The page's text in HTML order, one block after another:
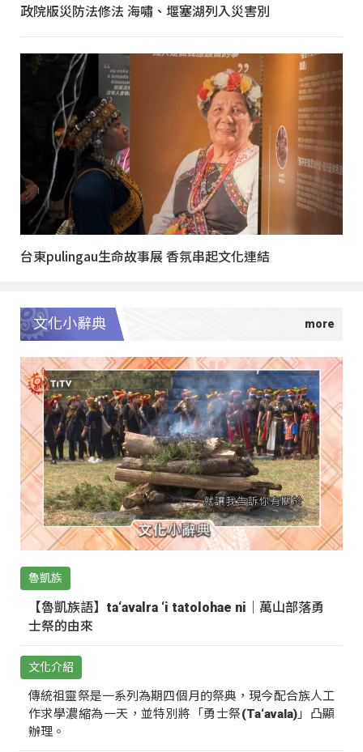
政院版災防法修法 海嘯、堰塞湖列入災害別
台東pulingau生命故事展 香氛串起文化連結
文化小辭典
魯凱族
【魯凱族語】ta‘avalra ‘i tatolohae ni｜萬山部落勇
士祭的由來
文化介紹
傳統祖靈祭是一系列為期四個月的祭典，現今配合族人工
作求學濃縮為一天，並特別將「勇士祭(Ta‘avala)」凸顯
辦理。